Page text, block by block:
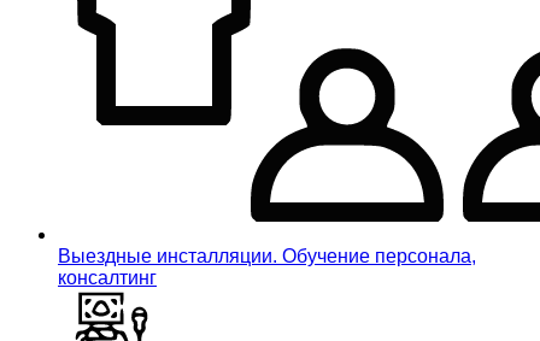
Выездные инсталляции. Обучение персонала,
консалтинг